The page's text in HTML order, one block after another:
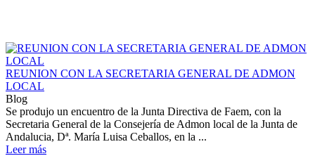
REUNION CON LA SECRETARIA GENERAL DE ADMON
LOCAL
Blog
Se produjo un encuentro de la Junta Directiva de Faem, con la
Secretaria General de la Consejería de Admon local de la Junta de
Andalucia, Dª. María Luisa Ceballos, en la ...
Leer más